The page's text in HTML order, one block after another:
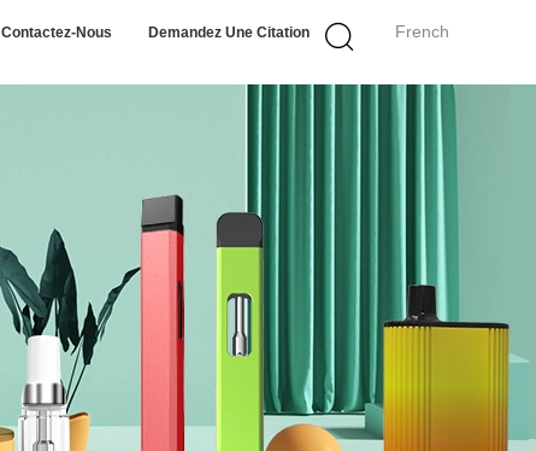
French
Contactez-Nous Demandez Une Citation